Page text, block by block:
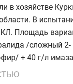
в хозяйстве
В
Площадь
/сложный 2-
+ 40 г/л
хозяйства